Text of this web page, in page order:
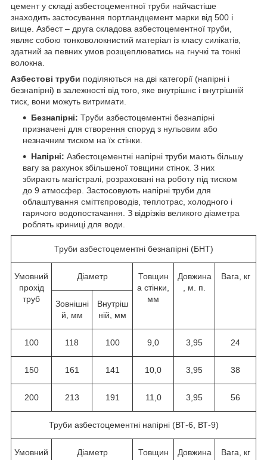
цемент у складі азбестоцементної труби найчастіше
знаходить застосування портландцемент марки від 500 і
вище. Азбест – друга складова азбестоцементної труби,
являє собою тонковолокнистий матеріал із класу силікатів,
здатний за певних умов розщеплюватись на гнучкі та тонкі
волокна.
Азбестові труби поділяються на дві категорії (напірні і
безнапірні) в залежності від того, яке внутрішнє і внутрішній
тиск, вони можуть витримати.
Безнапірні: Труби азбестоцементні безнапірні
призначені для створення споруд з нульовим або
незначним тиском на їх стінки.
Напірні: Азбестоцементні напірні труби мають більшу
вагу за рахунок збільшеної товщини стінок. З них
збирають магістралі, розраховані на роботу під тиском
до 9 атмосфер. Застосовують напірні труби для
облаштування сміттєпроводів, теплотрас, холодного і
гарячого водопостачання. З відрізків великого діаметра
роблять криниці для води.
Труби азбестоцементні безнапірні (БНТ)
Умовний
прохід
труб
Діаметр
Товщин
а стінки,
мм
Довжина
, м. п.
Вага, кг
Зовнішні
й, мм
Внутріш
ній, мм
100 118 100 9,0 3,95 24
150 161 141 10,0 3,95 38
200 213 191 11,0 3,95 56
Труби азбестоцементні напірні (ВТ-6, ВТ-9)
Умовний
Діаметр
Товщин
Довжина
Вага, кг